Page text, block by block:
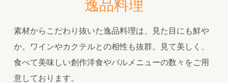
逸品料理
素材からこだわり抜いた逸品料理は、見た目にも鮮や
か。ワインやカクテルとの相性も抜群。見て美しく、
食べて美味しい創作洋食やバルメニューの数々をご用
意しております。